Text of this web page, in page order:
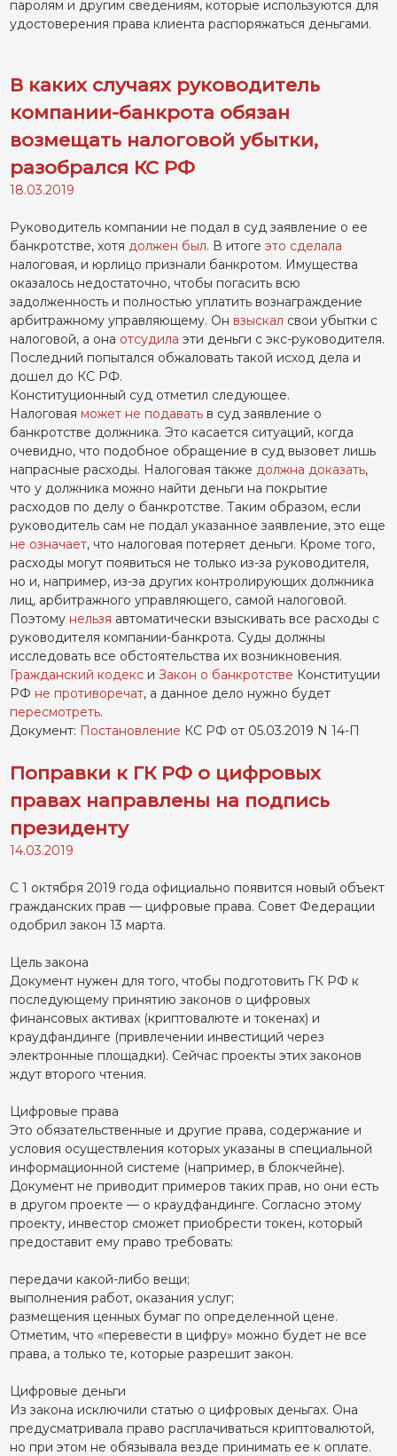
паролям и другим сведениям, которые используются для
удостоверения права клиента распоряжаться деньгами.
В каких случаях руководитель
компании-банкрота обязан
возмещать налоговой убытки,
разобрался КС РФ
18.03.2019
Руководитель компании не подал в суд заявление о ее
банкротстве, хотя должен был. В итогеэто сделала
налоговая, и юрлицо признали банкротом. Имущества
оказалось недостаточно, чтобы погасить всю
задолженность и полностью уплатить вознаграждение
арбитражному управляющему. Он взыскал свои убытки с
налоговой, а она отсудила эти деньги с экс-руководителя.
Последний попытался обжаловать такой исход дела и
дошел до КС РФ.
Конституционный суд отметил следующее.
Налоговая может не подавать в суд заявление о
банкротстве должника. Это касается ситуаций, когда
очевидно, что подобное обращение в суд вызовет лишь
напрасные расходы. Налоговая также должна доказать,
что у должника можно найти деньги на покрытие
расходов по делу о банкротстве. Таким образом, если
руководитель сам не подал указанное заявление, это еще
не означает, что налоговая потеряет деньги. Кроме того,
расходы могут появиться не только из-за руководителя,
но и, например, из-за других контролирующих должника
лиц, арбитражного управляющего, самой налоговой.
Поэтому нельзя автоматически взыскивать все расходы с
руководителя компании-банкрота. Суды должны
исследовать все обстоятельства их возникновения.
Гражданский кодекс иЗакон о банкротстве Конституции
РФ не противоречат, а данное дело нужно будет
пересмотреть.
Документ: Постановление КС РФ от 05.03.2019 N 14-П
Поправки к ГК РФ о цифровых
правах направлены на подпись
президенту
14.03.2019
С 1 октября 2019 года официально появится новый объект
гражданских прав — цифровые права. Совет Федерации
одобрил закон 13 марта.
Цель закона
Документ нужен для того, чтобы подготовить ГК РФ к
последующему принятию законов о цифровых
финансовых активах (криптовалюте и токенах) и
краудфандинге (привлечении инвестиций через
электронные площадки). Сейчас проекты этих законов
ждут второго чтения.
Цифровые права
Это обязательственные и другие права, содержание и
условия осуществления которых указаны в специальной
информационной системе (например, в блокчейне).
Документ не приводит примеров таких прав, но они есть
в другом проекте — о краудфандинге. Согласно этому
проекту, инвестор сможет приобрести токен, который
предоставит ему право требовать:
передачи какой-либо вещи;
выполнения работ, оказания услуг;
размещения ценных бумаг по определенной цене.
Отметим, что «перевести в цифру» можно будет не все
права, а только те, которые разрешит закон.
Цифровые деньги
Из закона исключили статью о цифровых деньгах. Она
предусматривала право расплачиваться криптовалютой,
но при этом не обязывала везде принимать ее к оплате.